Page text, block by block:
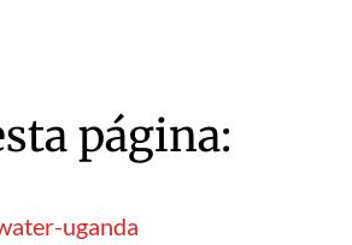
página:
uganda